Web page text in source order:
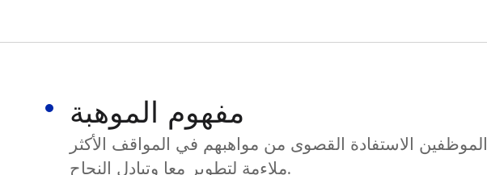
مفهوم الموهبة
الموظفين الاستفادة القصوى من مواهبهم في المواقف الأكثر
ملاءمة لتطوير معا وتبادل النجاح.